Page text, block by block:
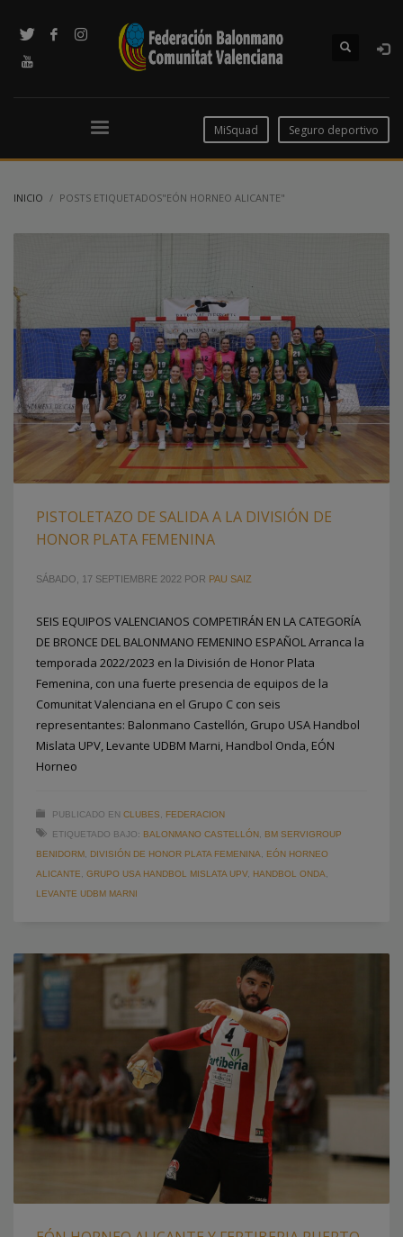
MiSquad Seguro deportivo
INICIO POSTS ETIQUETADOS"EÓN HORNEO ALICANTE"
PISTOLETAZO DE SALIDA A LA DIVISIÓN DE
HONOR PLATA FEMENINA
SÁBADO, 17 SEPTIEMBRE 2022 POR PAU SAIZ
SEIS EQUIPOS VALENCIANOS COMPETIRÁN EN LA CATEGORÍA
DE BRONCE DEL BALONMANO FEMENINO ESPAÑOL Arranca la
temporada 2022/2023 en la División de Honor Plata
Femenina, con una fuerte presencia de equipos de la
Comunitat Valenciana en el Grupo C con seis
representantes: Balonmano Castellón, Grupo USA Handbol
Mislata UPV, Levante UDBM Marni, Handbol Onda, EÓN
Horneo
PUBLICADO EN CLUBES
FEDERACION
ETIQUETADO BAJO: BALONMANO CASTELLÓN
BM SERVIGROUP
BENIDORM
DIVISIÓN DE HONOR PLATA FEMENINA
EÓN HORNEO
ALICANTE
GRUPO USA HANDBOL MISLATA UPV, HANDBOL ONDA
LEVANTE UDBM MARNI